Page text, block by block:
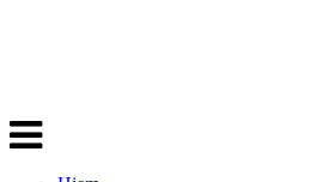
Veksle
navigasjon